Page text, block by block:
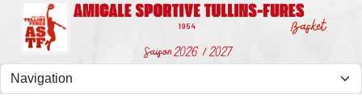
Panneau de gestion des cookies